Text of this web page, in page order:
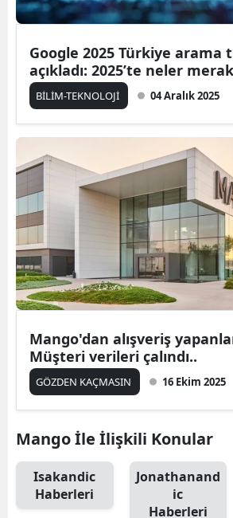
Erzincan
Erzurum
Giresun
Gümüşhane
Hakkari
Hatay
Isparta
Mersin
İstanbul
İzmir
Kars
Kastamonu
Kayseri
Kırklareli
Google 2025 Türkiye arama
açıkladı: 2025’te neler
BİLİM-TEKNOLOJİ 04 Aralık 2025
Mango'dan alışveriş
Müşteri verileri çalındı..
GÖZDEN KAÇMASIN 16 Ekim 2025
Mango İle İlişkili Konular
Isakandic
Haberleri
Jonathanand
ic
Haberleri